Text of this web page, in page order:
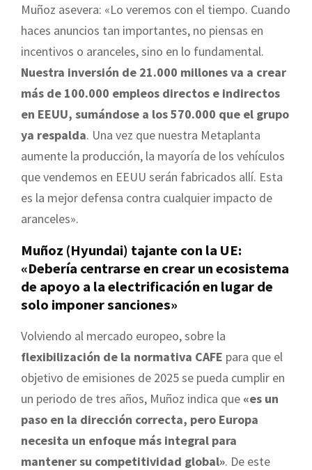
Muñoz asevera: «Lo veremos con el tiempo. Cuando
haces anuncios tan importantes, no piensas en
incentivos o aranceles, sino en lo fundamental.
Nuestra inversión de 21.000 millones va a crear
más de 100.000 empleos directos e indirectos
en EEUU, sumándose a los 570.000 que el grupo
ya respalda. Una vez que nuestra Metaplanta
aumente la producción, la mayoría de los vehículos
que vendemos en EEUU serán fabricados allí. Esta
es la mejor defensa contra cualquier impacto de
aranceles».
Muñoz (Hyundai) tajante con la UE:
«Debería centrarse en crear un ecosistema
de apoyo a la electrificación en lugar de
solo imponer sanciones»
Volviendo al mercado europeo, sobre la
flexibilización de la normativa CAFE para que el
objetivo de emisiones de 2025 se pueda cumplir en
un periodo de tres años, Muñoz indica que «es un
paso en la dirección correcta, pero Europa
necesita un enfoque más integral para
mantener su competitividad global». De este